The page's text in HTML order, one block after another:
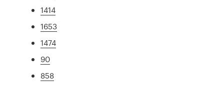
1414
1653
1474
90
858